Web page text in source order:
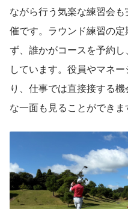
ながら行う気楽な練習会
催です。ラウンド練習の
ず、誰かがコースを予約
しています。役員やマネ
り、仕事では直接接する
な一面も見ることができま